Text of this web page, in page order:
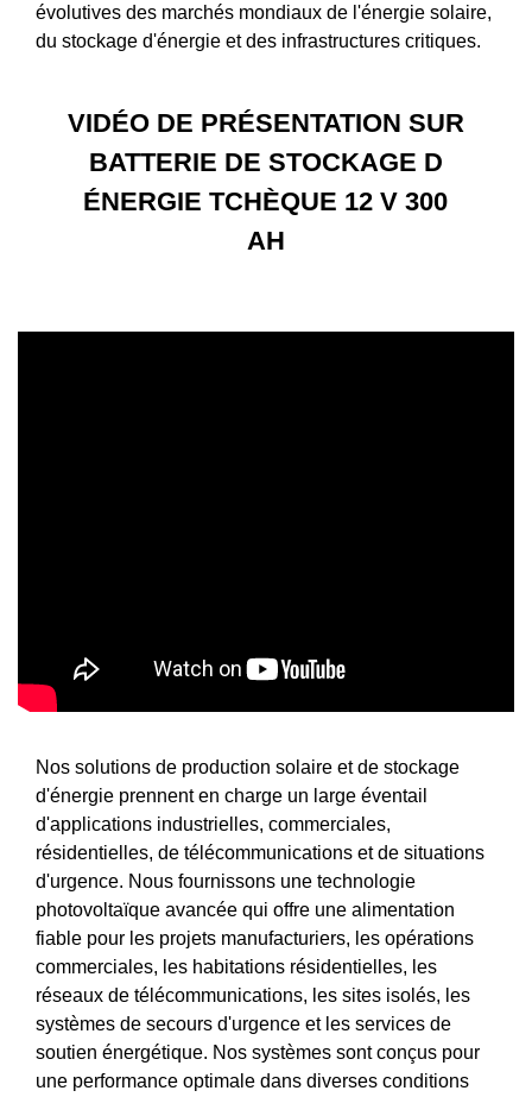
évolutives des marchés mondiaux de l'énergie solaire,
du stockage d'énergie et des infrastructures critiques.
VIDÉO DE PRÉSENTATION SUR
BATTERIE DE STOCKAGE D
ÉNERGIE TCHÈQUE 12 V 300
AH
Nos solutions de production solaire et de stockage
d'énergie prennent en charge un large éventail
d'applications industrielles, commerciales,
résidentielles, de télécommunications et de situations
d'urgence. Nous fournissons une technologie
photovoltaïque avancée qui offre une alimentation
fiable pour les projets manufacturiers, les opérations
commerciales, les habitations résidentielles, les
réseaux de télécommunications, les sites isolés, les
systèmes de secours d'urgence et les services de
soutien énergétique. Nos systèmes sont conçus pour
une performance optimale dans diverses conditions